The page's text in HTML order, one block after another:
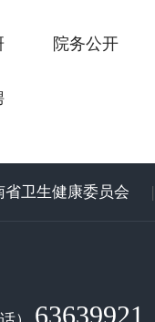
院务公开
省卫生健康委员会 |
63639921